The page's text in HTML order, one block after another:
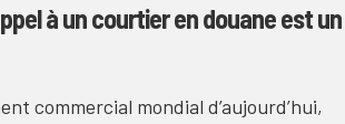
à un courtier en douane est un
commercial mondial d’aujourd’hui,